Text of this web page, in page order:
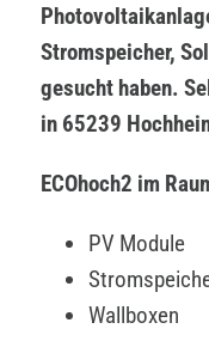
Stromspeicher,
gesucht haben.
in 65239
ECOhoch2 im
PV Module
Wallboxen